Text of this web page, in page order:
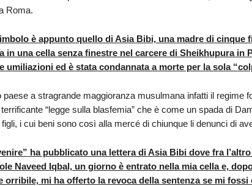
Roma.
è appunto quello di Asia Bibi, una madre di cinque
in una cella senza finestre nel carcere di Sheikhupura in
umiliazioni ed è stata condannata a morte per la sola
paese a stragrande maggioranza musulmana infatti il regime
“legge sulla blasfemia” che è come un spada di
i cui beni sono così alla mercé di chiunque li denunci di
ha pubblicato una lettera di Asia Bibi dove fra
Naveed Iqbal, un giorno è entrato nella mia cella e,
orribile, mi ha offerto la revoca della sentenza se mi fossi